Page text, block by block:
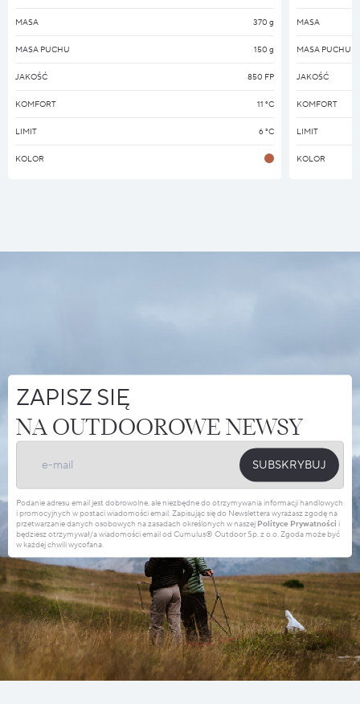
JAKOŚĆ 850 FP
KOMFORT 11 °C
LIMIT 6 °C
MASA 370 g
MASA PUCHU 150 g
KOLOR
JAKOŚĆ
KOMFORT
LIMIT
MASA
MASA PUCHU
KOLOR
ZAPISZ SIĘ
NA OUTDOOROWE NEWSY
SUBSKRYBUJ
Podanie adresu email jest dobrowolne, ale niezbędne do otrzymywania informacji handlowych
i promocyjnych w postaci wiadomości email. Zapisując się do Newslettera wyrażasz zgodę na
przetwarzanie danych osobowych na zasadach określonych w naszej Polityce Prywatności i
będziesz otrzymywał/a wiadomości email od Cumulus® Outdoor Sp. z o.o. Zgoda może być
w każdej chwili wycofana.